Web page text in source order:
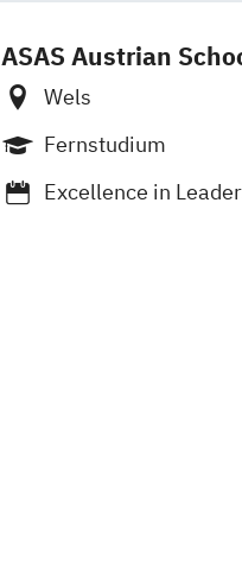
ASAS Austrian
Wels
Fernstudium
Excellence in